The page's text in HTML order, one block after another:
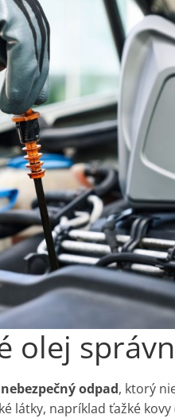
olej
nebezpečný odpad, ktorý
látky, napríklad ťažké